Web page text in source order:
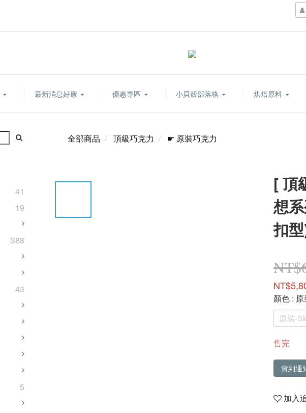
最新消息好康 優惠專區 小貝殼部落格 烘焙原料
41
19
388
43
5
全部商品 頂級巧克力 ☛ 原裝巧克力
[ 頂
想
扣
顏色 :
原裝-
售完
貨到通
加入